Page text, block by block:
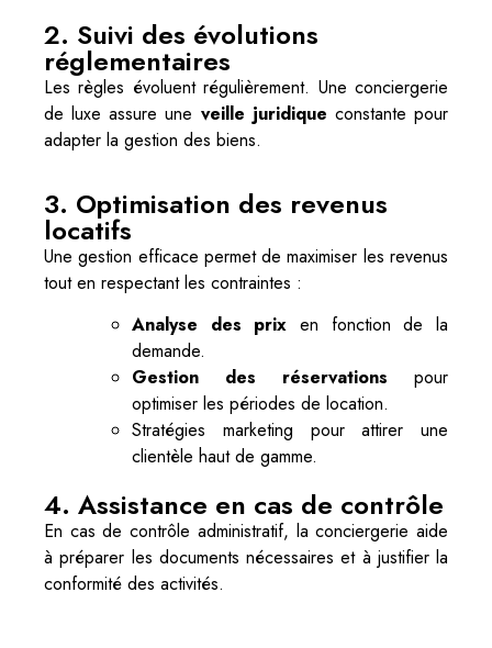
2. Suivi des évolutions
réglementaires
Les règles évoluent régulièrement. Une conciergerie
de luxe assure une veille juridique constante pour
adapter la gestion des biens.
3. Optimisation des revenus
locatifs
Une gestion efficace permet de maximiser les revenus
tout en respectant les contraintes :
Analyse des prix en fonction de la
demande.
Gestion des réservations pour
optimiser les périodes de location.
Stratégies marketing pour attirer une
clientèle haut de gamme.
4. Assistance en cas de contrôle
En cas de contrôle administratif, la conciergerie aide
à préparer les documents nécessaires et à justifier la
conformité des activités.